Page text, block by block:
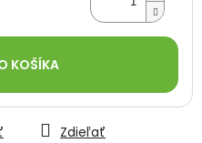
KOŠÍKA
Zdieľať